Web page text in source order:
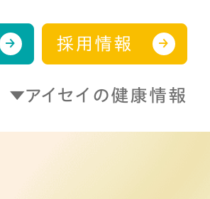
採用情報
アイセイの健康情報